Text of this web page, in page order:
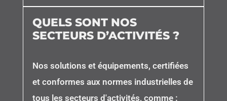
QUELS SONT NOS
SECTEURS D’ACTIVITÉS ?
Nos solutions et équipements, certifiées
et conformes aux normes industrielles de
tous les secteurs d'activités, comme :